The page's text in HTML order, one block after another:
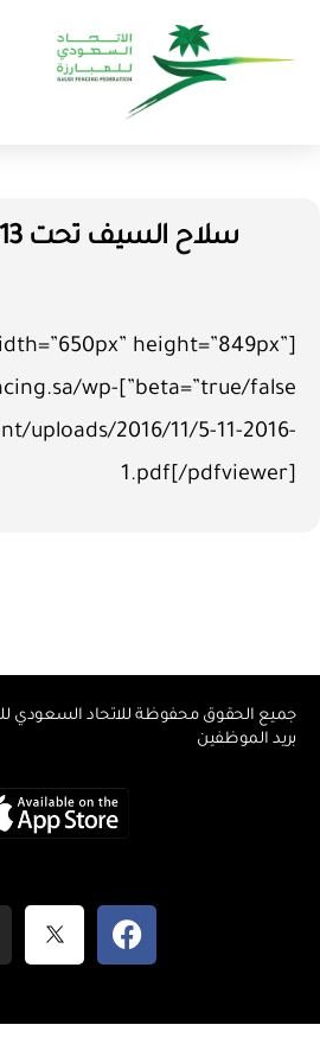
سلاح السيف تحت 13 سنة – فرق
height=”849px”
fencing.sa/wp-
uploads/2016/11/5-11-2016-
1.pdf[/pdfviewer]
جميع الحقوق محفوظة للاتحاد السعودي
بريد الموظفين